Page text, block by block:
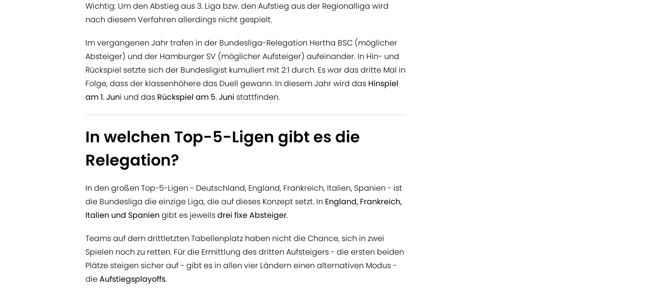
Wichtig: Um den Abstieg aus 3. Liga bzw. den Aufstieg aus der Regionalliga wird
nach diesem Verfahren allerdings nicht gespielt.
Im vergangenen Jahr trafen in der Bundesliga-Relegation Hertha BSC (möglicher
Absteiger) und der Hamburger SV (möglicher Aufsteiger) aufeinander. In Hin- und
Rückspiel setzte sich der Bundesligist kumuliert mit 2:1 durch. Es war das dritte Mal in
Folge, dass der klassenhöhere das Duell gewann. In diesem Jahr wird das Hinspiel
am 1. Juni und das Rückspiel am 5. Juni stattfinden.
In welchen Top-5-Ligen gibt es die
Relegation?
In den großen Top-5-Ligen - Deutschland, England, Frankreich, Italien, Spanien - ist
die Bundesliga die einzige Liga, die auf dieses Konzept setzt. In England, Frankreich,
Italien und Spanien gibt es jeweilsdrei fixe Absteiger.
Teams auf dem drittletzten Tabellenplatz haben nicht die Chance, sich in zwei
Spielen noch zu retten. Für die Ermittlung des dritten Aufsteigers - die ersten beiden
Plätze steigen sicher auf - gibt es in allen vier Ländern einen alternativen Modus -
dieAufstiegsplayoffs.